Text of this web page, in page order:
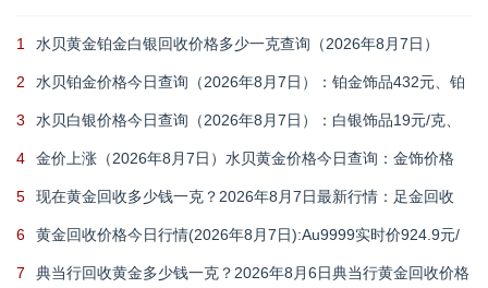
1 水贝黄金铂金白银回收价格多少一克查询（2026年8月7日）
2
水贝铂金价格今日查询（2026年8月7日）：铂金饰品432元、铂
3
水贝白银价格今日查询（2026年8月7日）：白银饰品19元/克、
4
金价上涨（2026年8月7日）水贝黄金价格今日查询：金饰价格
5
现在黄金回收多少钱一克？2026年8月7日最新行情：足金回收
6
黄金回收价格今日行情(2026年8月7日):Au9999实时价924.9元/
7
典当行回收黄金多少钱一克？2026年8月6日典当行黄金回收价格